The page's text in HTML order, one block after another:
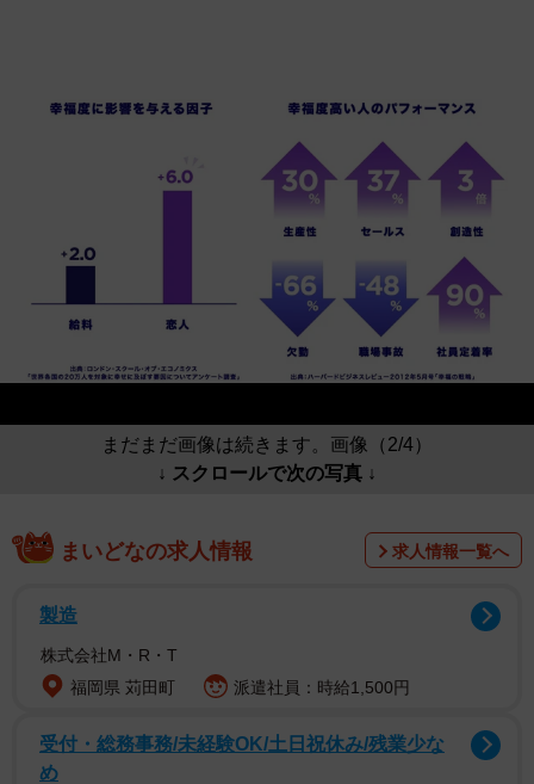
まだまだ画像は続きます。画像（2/4）
↓ スクロールで次の写真 ↓
まいどなの求人情報 求人情報一覧へ
製造
株式会社M・R・T
福岡県 苅田町
派遣社員：時給1,500円
受付・総務事務/未経験OK/土日祝休み/残業少な
め